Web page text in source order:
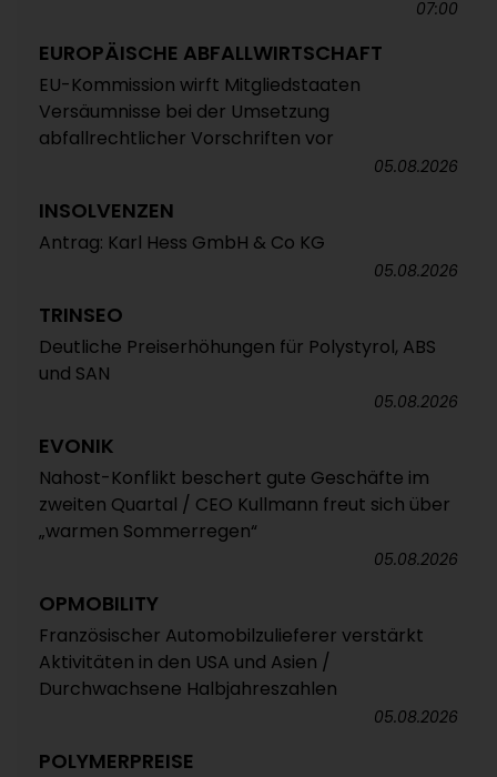
07:00
EUROPÄISCHE ABFALLWIRTSCHAFT
EU-Kommission wirft Mitgliedstaaten
Versäumnisse bei der Umsetzung
abfallrechtlicher Vorschriften vor
05.08.2026
INSOLVENZEN
Antrag: Karl Hess GmbH & Co KG
05.08.2026
TRINSEO
Deutliche Preiserhöhungen für Polystyrol, ABS
und SAN
05.08.2026
EVONIK
Nahost-Konflikt beschert gute Geschäfte im
zweiten Quartal / CEO Kullmann freut sich über
„warmen Sommerregen“
05.08.2026
OPMOBILITY
Französischer Automobilzulieferer verstärkt
Aktivitäten in den USA und Asien /
Durchwachsene Halbjahreszahlen
05.08.2026
POLYMERPREISE